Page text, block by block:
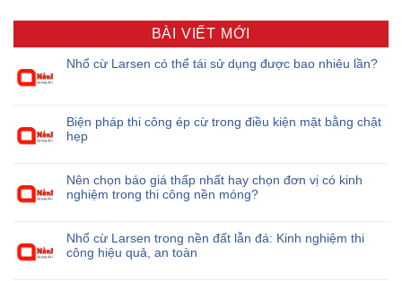
BÀI VIẾT MỚI
Nhổ cừ Larsen có thể tái sử dụng được bao nhiêu lần?
Biện pháp thi công ép cừ trong điều kiện mặt bằng chật
hẹp
Nên chọn báo giá thấp nhất hay chọn đơn vị có kinh
nghiệm trong thi công nền móng?
Nhổ cừ Larsen trong nền đất lẫn đá: Kinh nghiệm thi
công hiệu quả, an toàn